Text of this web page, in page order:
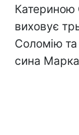
виховує
Соломію
сина